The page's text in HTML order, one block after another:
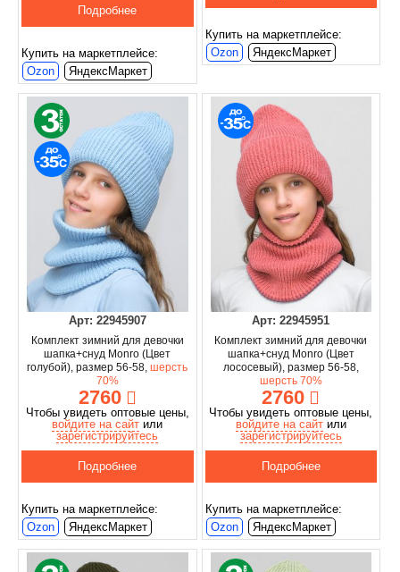
Подробнее
Купить на маркетплейсе:
Ozon
ЯндексМаркет
Купить на маркетплейсе:
Ozon
ЯндексМаркет
Арт: 22945907
Комплект зимний для девочки
шапка+снуд Monro (Цвет
голубой), размер 56-58,шерсть
70%
2760
Чтобы увидеть оптовые цены,
войдите на сайт или
зарегистрируйтесь
Подробнее
Купить на маркетплейсе:
Ozon
ЯндексМаркет
Арт: 22945951
Комплект зимний для девочки
шапка+снуд Monro (Цвет
лососевый), размер 56-58,
шерсть 70%
2760
Чтобы увидеть оптовые цены,
войдите на сайтили
зарегистрируйтесь
Подробнее
Купить на маркетплейсе:
Ozon
ЯндексМаркет